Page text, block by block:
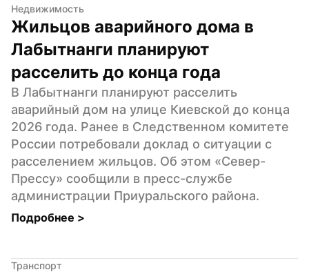
Недвижимость
Жильцов аварийного дома в
Лабытнанги планируют
расселить до конца года
В Лабытнанги планируют расселить
аварийный дом на улице Киевской до конца
2026 года. Ранее в Следственном комитете
России потребовали доклад о ситуации с
расселением жильцов. Об этом «Север-
Прессу» сообщили в пресс-службе
администрации Приуральского района.
Подробнее >
Транспорт